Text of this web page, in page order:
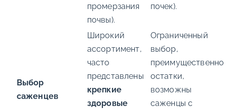
промерзания
почвы).
почек).
Выбор
саженцев
Широкий
ассортимент,
часто
представлены
крепкие
здоровые
Ограниченный
выбор,
преимущественно
остатки,
возможны
саженцы с